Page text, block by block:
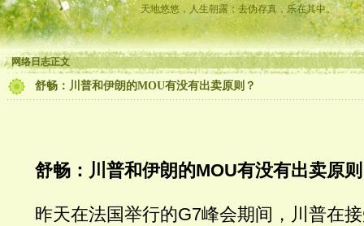
天地悠悠，人生朝露；去伪存真，乐在其中。
网络日志正文
舒畅：川普和伊朗的MOU有没有出卖原则？
舒畅：川普和伊朗的MOU有没有出卖原
昨天在法国举行的G7峰会期间，川普在